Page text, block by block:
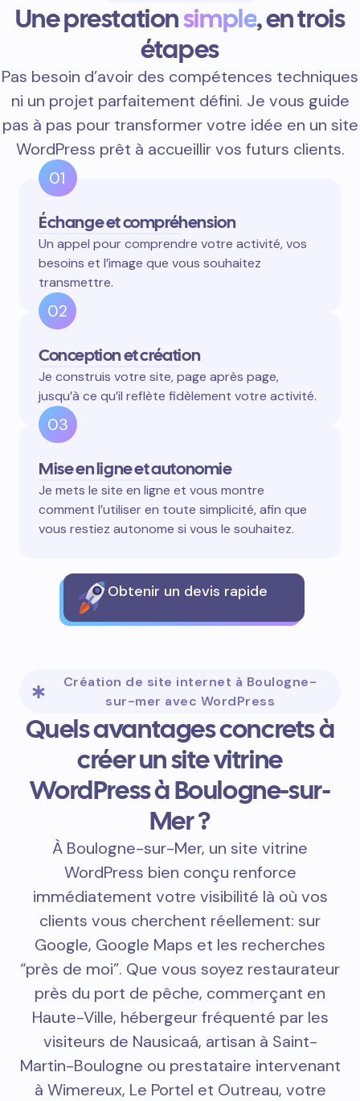
Une prestationsimple, en trois
étapes
Pas besoin d’avoir des compétences techniques
ni un projet parfaitement défini. Je vous guide
pas à pas pour transformer votre idée en un site
WordPress prêt à accueillir vos futurs clients.
01
Échange et compréhension
Un appel pour comprendre votre activité, vos
besoins et l’image que vous souhaitez
transmettre.
02
Conception et création
Je construis votre site, page après page,
jusqu’à ce qu’il reflète fidèlement votre activité.
03
Mise en ligne et autonomie
Je mets le site en ligne et vous montre
comment l’utiliser en toute simplicité, afin que
vous restiez autonome si vous le souhaitez.
Obtenir un devis rapide
Création de site internet à Boulogne-
sur-mer avec WordPress
Quels avantages concrets à
créer un site vitrine
WordPress à Boulogne-sur-
Mer ?
À Boulogne-sur-Mer, un site vitrine
WordPress bien conçu renforce
immédiatement votre visibilité là où vos
clients vous cherchent réellement: sur
Google, Google Maps et les recherches
“près de moi”. Que vous soyez restaurateur
près du port de pêche, commerçant en
Haute-Ville, hébergeur fréquenté par les
visiteurs de Nausicaá, artisan à Saint-
Martin-Boulogne ou prestataire intervenant
à Wimereux, Le Portel et Outreau, votre